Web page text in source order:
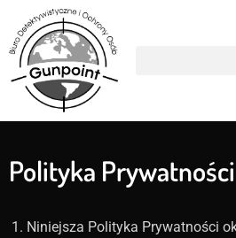
Polityka Prywatności
Niniejsza Polityka Prywatności